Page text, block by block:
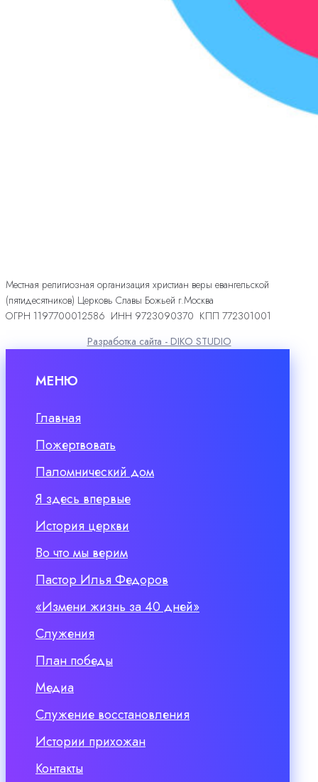
Местная религиозная организация христиан веры евангельской
(пятидесятников) Церковь Славы Божьей г.Москва
ОГРН 1197700012586 ИНН 9723090370 КПП 772301001
Разработка сайта - DIKO STUDIO
МЕНЮ
Главная
Пожертвовать
Паломнический дом
Я здесь впервые
История церкви
Во что мы верим
Пастор Илья Федоров
«Измени жизнь за 40 дней»
Служения
План победы
Медиа
Служение восстановления
Истории прихожан
Контакты